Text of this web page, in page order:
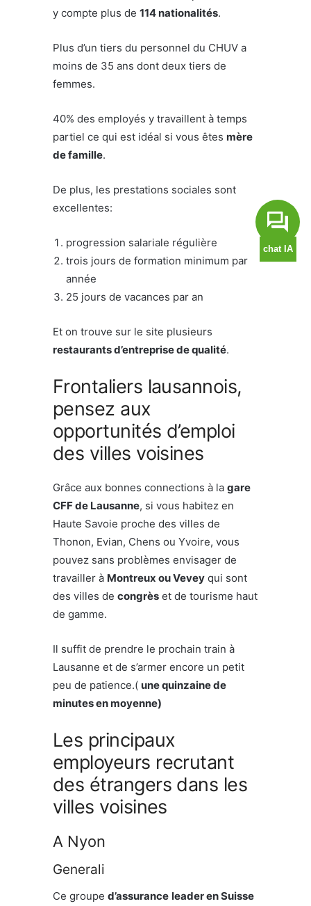
y compte plus de 114 nationalités.
Plus d’un tiers du personnel du CHUV a
moins de 35 ans dont deux tiers de
femmes.
40% des employés y travaillent à temps
partiel ce qui est idéal si vous êtes mère
de famille.
De plus, les prestations sociales sont
excellentes:
progression salariale régulière
trois jours de formation minimum par
année
25 jours de vacances par an
Et on trouve sur le site plusieurs
restaurants d’entreprise de qualité.
Frontaliers lausannois,
pensez aux
opportunités d’emploi
des villes voisines
Grâce aux bonnes connections à la gare
CFF de Lausanne, si vous habitez en
Haute Savoie proche des villes de
Thonon, Evian, Chens ou Yvoire, vous
pouvez sans problèmes envisager de
travailler à Montreux ou Vevey qui sont
des villes de congrès et de tourisme haut
de gamme.
Il suffit de prendre le prochain train à
Lausanne et de s’armer encore un petit
peu de patience.( une quinzaine de
minutes en moyenne)
Les principaux
employeurs recrutant
des étrangers dans les
villes voisines
A Nyon
Generali
Ce groupe d’assurance leader en Suisse